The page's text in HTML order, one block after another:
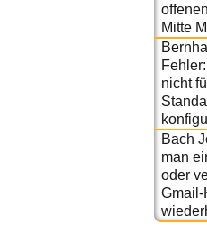
Mitte
nicht
Bach
man
oder
Gmail-